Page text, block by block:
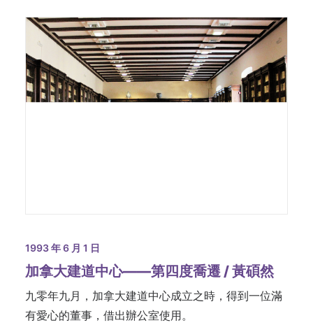
1993 年 6 月 1 日
加拿大建道中心——第四度喬遷 / 黃碩然
九零年九月，加拿大建道中心成立之時，得到一位滿
有愛心的董事，借出辦公室使用。